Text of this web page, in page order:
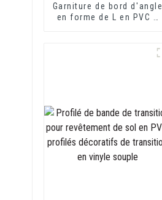
Garniture de bord d'angle
en forme de L en PVC à